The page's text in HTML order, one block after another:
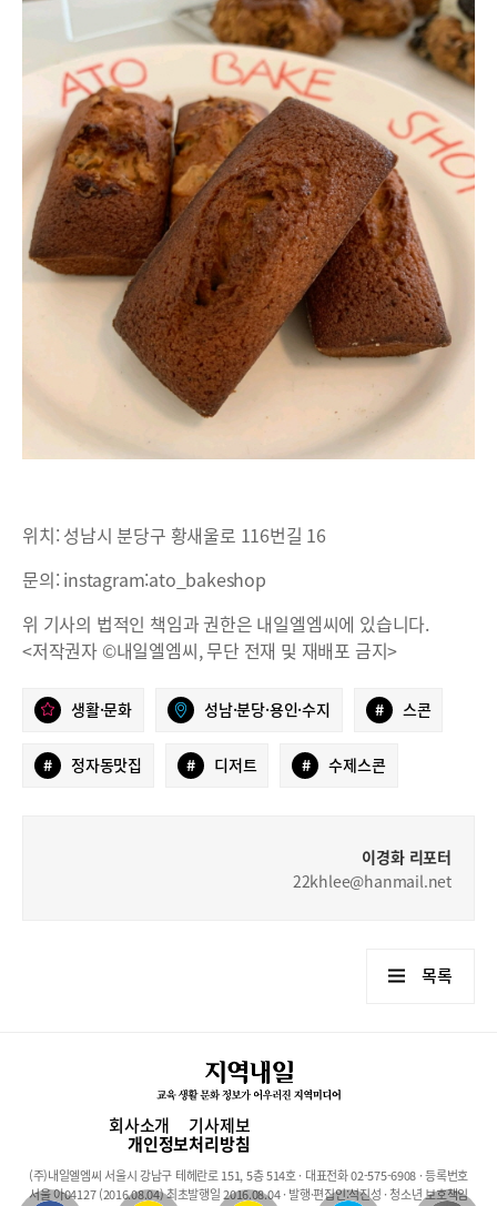
위치: 성남시 분당구 황새울로 116번길 16
문의: instagram:ato_bakeshop
위 기사의 법적인 책임과 권한은 내일엘엠씨에 있습니다.
<저작권자 ©내일엘엠씨, 무단 전재 및 재배포 금지>
생활·문화 성남·분당·용인·수지 # 스콘
# 정자동맛집 # 디저트 # 수제스콘
이경화 리포터
22khlee@hanmail.net
목록
회사소개 기사제보
개인정보처리방침
(주)내일엘엠씨 서울시 강남구 테헤란로 151, 5층 514호 · 대표전화 02-575-6908 · 등록번호
서울 아04127 (2016.08.04) 최초발행일 2016.08.04 · 발행·편집인:석진성 · 청소년 보호책임